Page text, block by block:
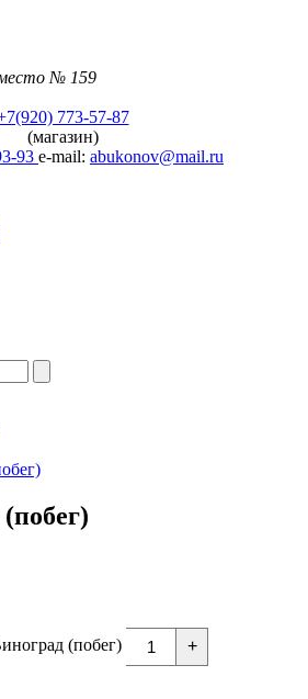
№ 159
773-57-87
(магазин)
93 e-mail: abukonov@mail.ru
(побег) +